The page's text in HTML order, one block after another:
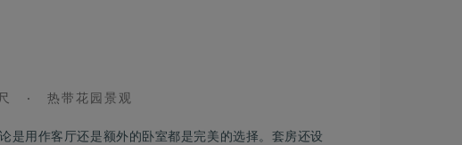
VIEW
热带花园景观
是用作客厅还是额外的卧室都是完美的选择。套房还设